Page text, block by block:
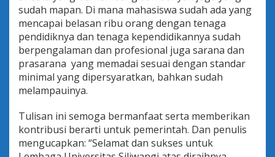
sudah mapan. Di mana mahasiswa sudah ada yang
mencapai belasan ribu orang dengan tenaga
pendidiknya dan tenaga kependidikannya sudah
berpengalaman dan profesional juga sarana dan
prasarana yang memadai sesuai dengan standar
minimal yang dipersyaratkan, bahkan sudah
melampauinya.
Tulisan ini semoga bermanfaat serta memberikan
kontribusi berarti untuk pemerintah. Dan penulis
mengucapkan: “Selamat dan sukses untuk